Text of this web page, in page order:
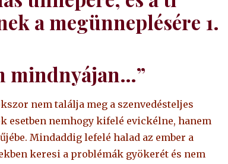
a megünneplésére 1.
mindnyájan…”
nem találja meg a szenvedésteljes
esetben nemhogy kifelé evickélne, hanem
Mindaddig lefelé halad az ember a
keresi a problémák gyökerét és nem